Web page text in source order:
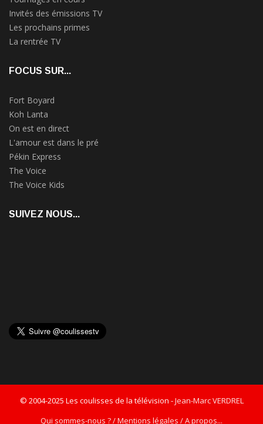
Invités des émissions TV
Les prochains primes
La rentrée TV
FOCUS SUR...
Fort Boyard
Koh Lanta
On est en direct
L'amour est dans le pré
Pékin Express
The Voice
The Voice Kids
SUIVEZ NOUS...
© 2004-2025 Les coulisses de la télévision -Jean-Marc VERDREL
Qui sommes-nous ? / Mentions légales / A propos...